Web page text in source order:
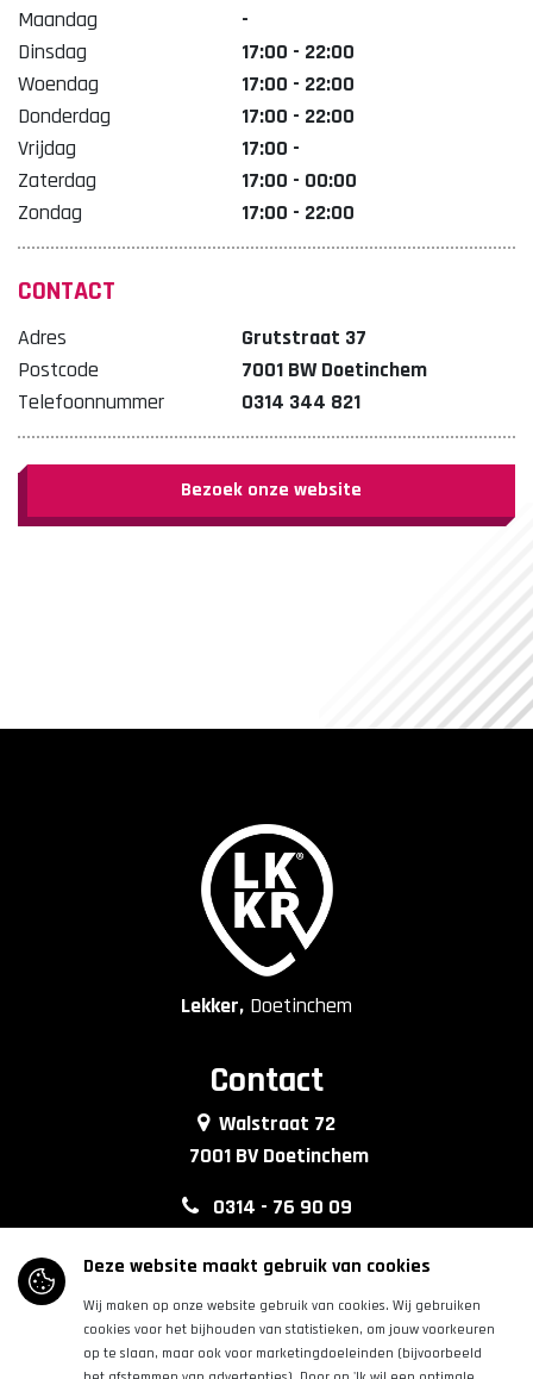
Maandag
-
Dinsdag
17:00 - 22:00
Woendag
17:00 - 22:00
Donderdag
17:00 - 22:00
Vrijdag
17:00 -
Zaterdag
17:00 - 00:00
Zondag
17:00 - 22:00
CONTACT
Adres
Grutstraat 37
Postcode
7001 BW Doetinchem
Telefoonnummer
0314 344 821
Bezoek onze website
Lekker, Doetinchem
Contact
Walstraat 72
7001 BV Doetinchem
0314 - 76 90 09
info@lkkrdoetinchem.nl
Volg ons
Deze website maakt gebruik van cookies
Wij maken op onze website gebruik van cookies. Wij gebruiken
cookies voor het bijhouden van statistieken, om jouw voorkeuren
op te slaan, maar ook voor marketingdoeleinden (bijvoorbeeld